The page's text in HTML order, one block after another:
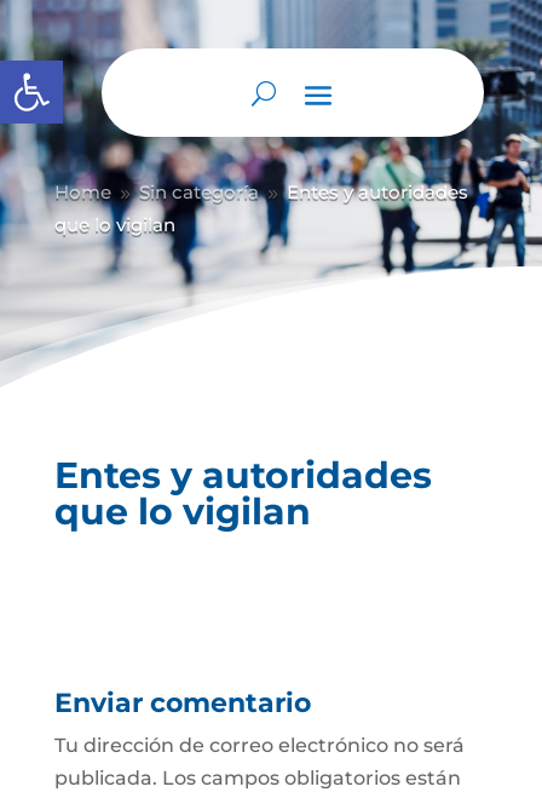
Abrir barra de herramientas
Home 9 Sin categoría 9 Entes y autoridades
que lo vigilan
Entes y autoridades
que lo vigilan
Enviar comentario
Tu dirección de correo electrónico no será
publicada. Los campos obligatorios están